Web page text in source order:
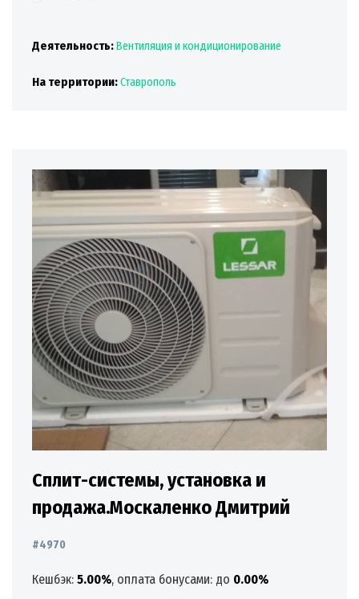
Деятельность:Вентиляция и кондиционирование
На территории:Ставрополь
Сплит-системы, установка и
продажа.Москаленко Дмитрий
#4970
Кешбэк: 5.00%, оплата бонусами: до 0.00%